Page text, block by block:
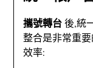
攜號轉台後,統
整合是非常重
效率: